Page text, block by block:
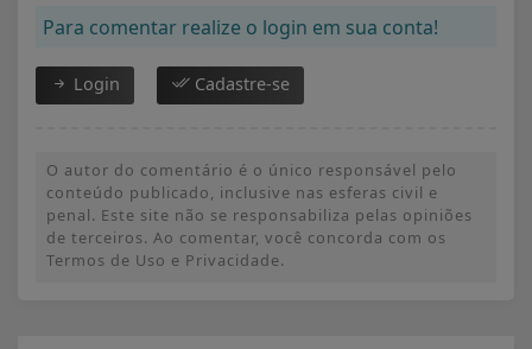
Para comentar realize o login em sua conta!
Login Cadastre-se
O autor do comentário é o único responsável pelo
conteúdo publicado, inclusive nas esferas civil e
penal. Este site não se responsabiliza pelas opiniões
de terceiros. Ao comentar, você concorda com os
Termos de Uso e Privacidade.